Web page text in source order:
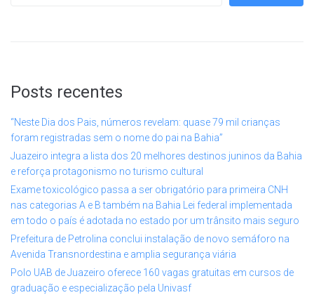
Posts recentes
“Neste Dia dos Pais, números revelam: quase 79 mil crianças
foram registradas sem o nome do pai na Bahia”
Juazeiro integra a lista dos 20 melhores destinos juninos da Bahia
e reforça protagonismo no turismo cultural
Exame toxicológico passa a ser obrigatório para primeira CNH
nas categorias A e B também na Bahia Lei federal implementada
em todo o país é adotada no estado por um trânsito mais seguro
Prefeitura de Petrolina conclui instalação de novo semáforo na
Avenida Transnordestina e amplia segurança viária
Polo UAB de Juazeiro oferece 160 vagas gratuitas em cursos de
graduação e especialização pela Univasf